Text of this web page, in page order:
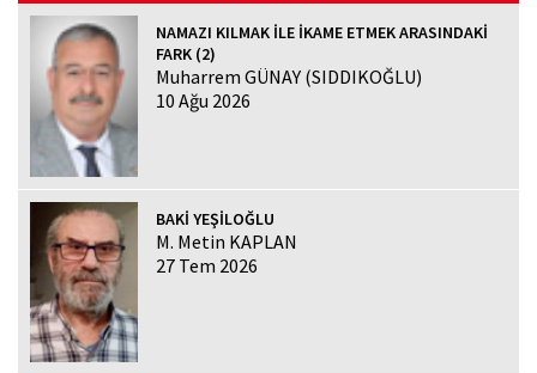
NAMAZI KILMAK İLE İKAME ETMEK ARASINDAKİ
FARK (2)
Muharrem GÜNAY (SIDDIKOĞLU)
10 Ağu 2026
BAKİ YEŞİLOĞLU
M. Metin KAPLAN
27 Tem 2026